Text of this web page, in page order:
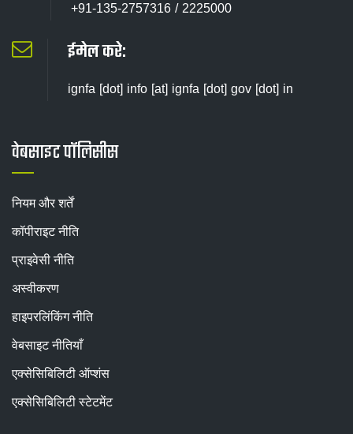
+91-135-2757316 / 2225000
ईमेल करे:
ignfa [dot] info [at] ignfa [dot] gov [dot] in
वेबसाइट पॉलिसीस
नियम और शर्तें
कॉपीराइट नीति
प्राइवेसी नीति
अस्वीकरण
हाइपरलिंकिंग नीति
वेबसाइट नीतियाँ
एक्सेसिबिलिटी ऑप्शंस
एक्सेसिबिलिटी स्टेटमेंट